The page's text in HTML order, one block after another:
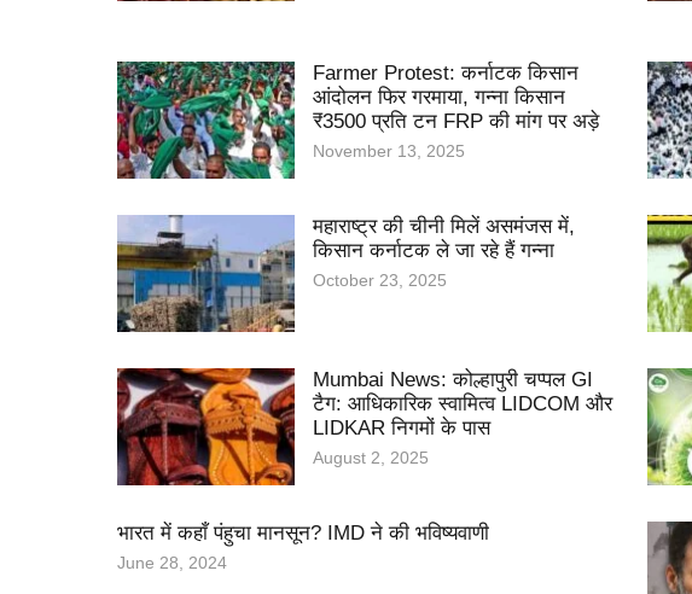
Farmer Protest: कर्नाटक किसान
आंदोलन फिर गरमाया, गन्ना किसान
₹3500 प्रति टन FRP की मांग पर अड़े
November 13, 2025
महाराष्ट्र की चीनी मिलें असमंजस में,
किसान कर्नाटक ले जा रहे हैं गन्ना
October 23, 2025
Mumbai News: कोल्हापुरी चप्पल GI
टैग: आधिकारिक स्वामित्व LIDCOM और
LIDKAR निगमों के पास
August 2, 2025
भारत में कहाँ पंहुचा मानसून? IMD ने की भविष्यवाणी
June 28, 2024